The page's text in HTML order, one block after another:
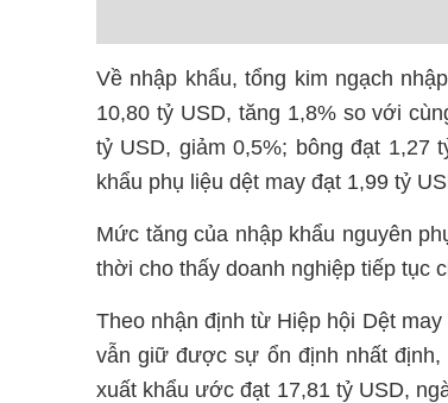
Về nhập khẩu, tổng kim ngạch
10,80 tỷ USD, tăng 1,8% so với
tỷ USD, giảm 0,5%; bông đạt 1,27
khẩu phụ liệu dệt may đạt 1,99 tỷ
Mức tăng của nhập khẩu nguyên
thời cho thấy doanh nghiệp tiếp tục
Theo nhận định từ Hiệp hội Dệt
vẫn giữ được sự ổn định nhất
xuất khẩu ước đạt 17,81 tỷ USD,